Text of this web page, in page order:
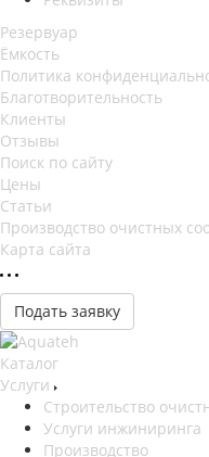
Резервуар
Ёмкость
Политика
Благотворительность
Клиенты
Отзывы
Поиск по сайту
Цены
Статьи
Производство очистных
Карта сайта
Подать заявку
Каталог
Услуги
Строительство
Услуги инжиниринга
Производство